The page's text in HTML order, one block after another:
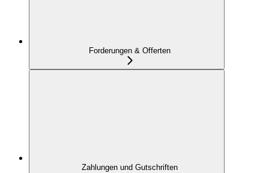
Forderungen & Offerten
Zahlungen und Gutschriften